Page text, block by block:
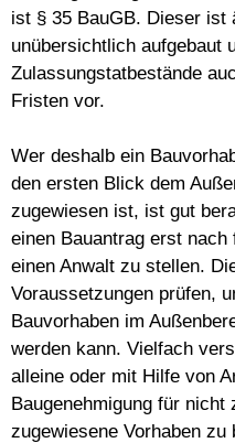
ist § 35 BauGB. Dieser ist
unübersichtlich aufgebaut
Zulassungstatbestände
Fristen vor.
Wer deshalb ein
den ersten Blick dem
zugewiesen ist, ist gut
einen Bauantrag erst
einen Anwalt zu stellen.
Voraussetzungen prüfen,
Bauvorhaben im
werden kann. Vielfach
alleine oder mit Hilfe von
Baugenehmigung für nicht
zugewiesene Vorhaben